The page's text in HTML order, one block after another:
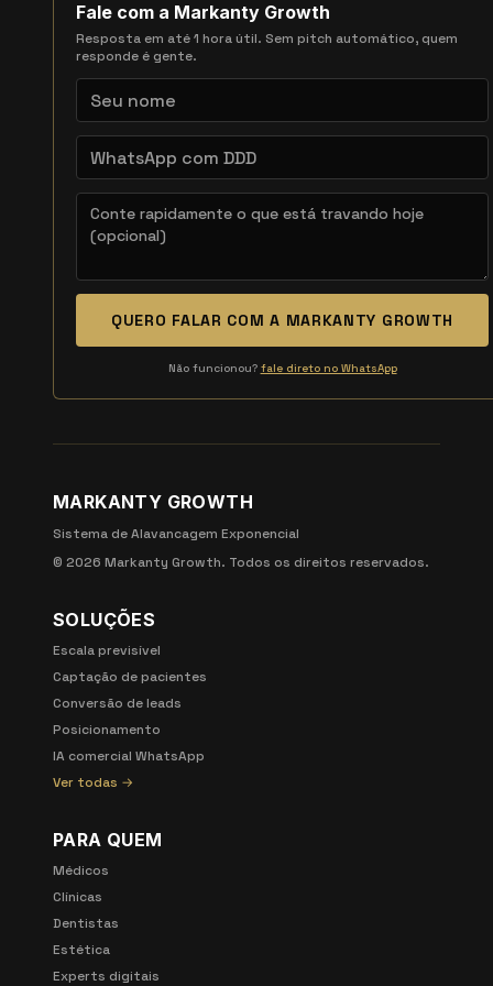
Fale com a Markanty Growth
Resposta em até 1 hora útil. Sem pitch automático, quem
responde é gente.
QUERO FALAR COM A MARKANTY GROWTH
Não funcionou? fale direto no WhatsApp
MARKANTY GROWTH
Sistema de Alavancagem Exponencial
© 2026 Markanty Growth. Todos os direitos reservados.
SOLUÇÕES
Escala previsível
Captação de pacientes
Conversão de leads
Posicionamento
IA comercial WhatsApp
Ver todas →
PARA QUEM
Médicos
Clínicas
Dentistas
Estética
Experts digitais